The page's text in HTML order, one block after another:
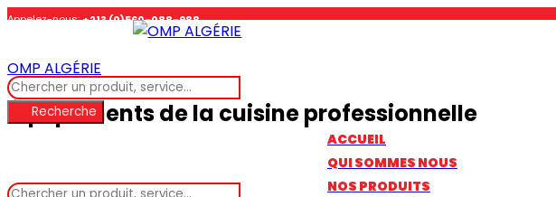
Appelez-nous:+213 (0)560-088-988
Suivez-nous :
OMP ALGÉRIE
Équipements de la cuisine professionnelle
Recherche
ACCUEIL
QUI SOMMES NOUS
NOS PRODUITS